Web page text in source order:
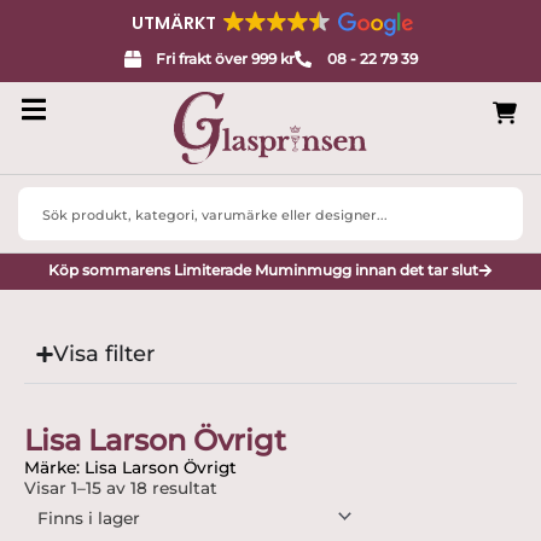
UTMÄRKT
Fri frakt över 999 kr 08 - 22 79 39
Search
Köp sommarens Limiterade Muminmugg innan det tar slut
Visa filter
Lisa Larson Övrigt
Märke: Lisa Larson Övrigt
Visar 1–15 av 18 resultat